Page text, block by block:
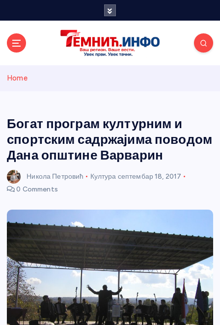
и портал
Home
Богат програм културним и
спортским садржајима поводом
Дана општине Варварин
Никола Петровић Култура септембар 18, 2017
0 Comments